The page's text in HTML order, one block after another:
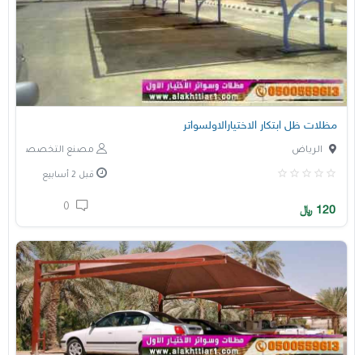
مظلات ظل ابتكار الاختيارالاولسواتر
مصنع التخصصي الرياض
قبل 2 أسابيع
120 ﷼